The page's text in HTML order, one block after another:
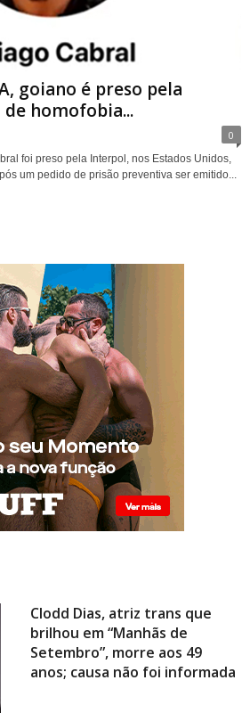
goiano é preso pela
homofobia...
0
foi preso pela Interpol, nos Estados Unidos,
um pedido de prisão preventiva ser emitido...
Clodd Dias, atriz trans que
brilhou em “Manhãs de
Setembro”, morre aos 49
anos; causa não foi informada